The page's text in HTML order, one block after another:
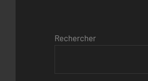
Rechercher